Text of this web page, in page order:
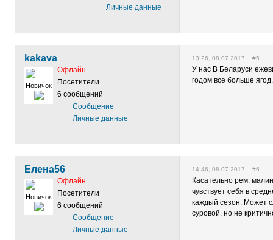
Личные данные
kakava
Новичок
Офлайн
Посетители
6 сообщений
Сообщение
Личные данные
13:26, 08.07.2017 #5
У нас В Беларуси
годом все больше
Елена56
Новичок
Офлайн
Посетители
6 сообщений
Сообщение
Личные данные
14:46, 08.07.2017 #6
Касательно рем.
чувствует себя в
каждый сезон. Может
суровой, но не